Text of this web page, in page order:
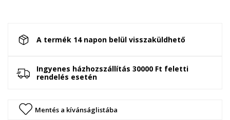
A termék 14 napon belül visszaküldhető
Ingyenes házhozszállítás 30000 Ft feletti
rendelés esetén
Mentés a kívánságlistába